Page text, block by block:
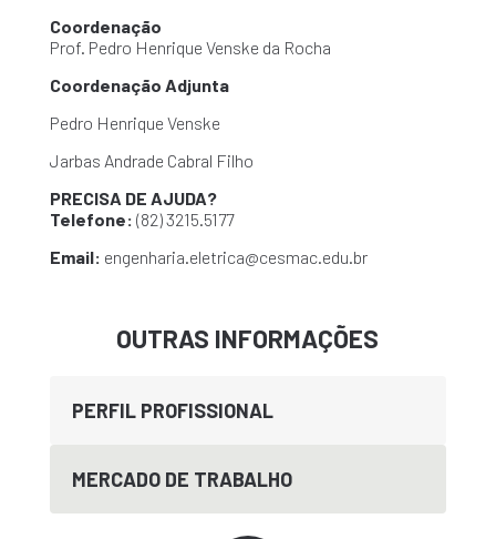
Coordenação
Prof. Pedro Henrique Venske da Rocha
Coordenação Adjunta
Pedro Henrique Venske
Jarbas Andrade Cabral Filho
PRECISA DE AJUDA?
Telefone: (82) 3215.5177
Email: engenharia.eletrica@cesmac.edu.br
OUTRAS INFORMAÇÕES
PERFIL PROFISSIONAL
MERCADO DE TRABALHO